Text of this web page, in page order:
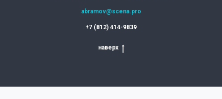
abramov@scena.pro
+7 (812) 414-9839
наверх